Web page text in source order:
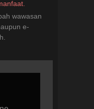
wawasan
e-